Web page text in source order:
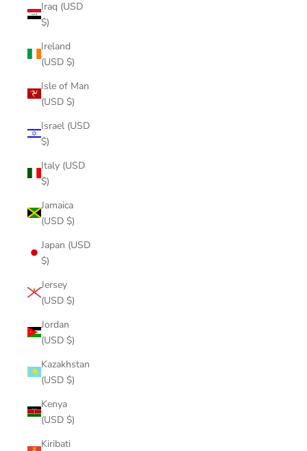
Iraq (USD
$)
Ireland
(USD $)
Isle of Man
(USD $)
Israel (USD
$)
Italy (USD
$)
Jamaica
(USD $)
Japan (USD
$)
Jersey
(USD $)
Jordan
(USD $)
Kazakhstan
(USD $)
Kenya
(USD $)
Kiribati